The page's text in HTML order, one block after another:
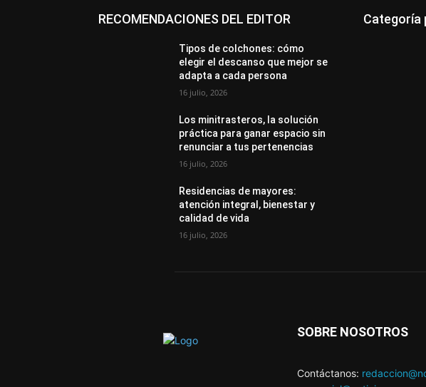
RECOMENDACIONES DEL EDITOR
Tipos de colchones: cómo
elegir el descanso que mejor se
adapta a cada persona
16 julio, 2026
Los minitrasteros, la solución
práctica para ganar espacio sin
renunciar a tus pertenencias
16 julio, 2026
Residencias de mayores:
atención integral, bienestar y
calidad de vida
16 julio, 2026
Categoría
SOBRE NOSOTROS
Contáctanos: